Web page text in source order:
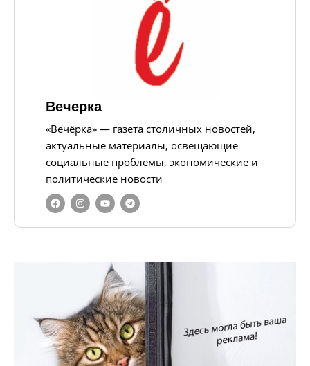
Вечерка
«Вечёрка» — газета столичных новостей,
актуальные материалы, освещающие
социальные проблемы, экономические и
политические новости